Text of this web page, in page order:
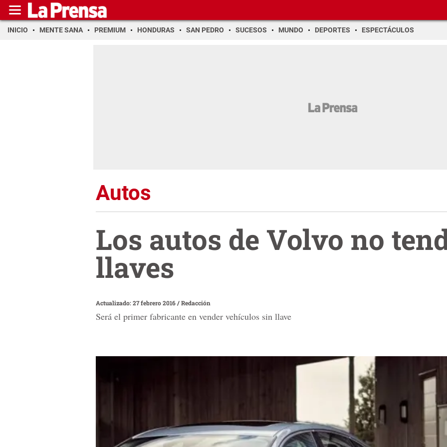
INICIO MENTE SANA PREMIUM HONDURAS SAN PEDRO SUCESOS MUNDO DEPORTES ESPECTÁCULOS
Autos
Los autos de Volvo no
llaves
Actualizado: 27 febrero 2016/Redacción
Será el primer fabricante en vender vehículos sin llave